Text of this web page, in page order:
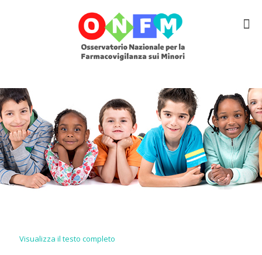
Visualizza il testo completo